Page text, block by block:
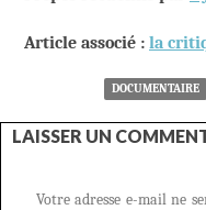
Article associé : la
DOCUMENTAIRE
LAISSER UN
Votre adresse e-mail ne